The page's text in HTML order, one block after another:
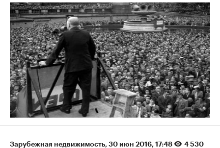
Зарубежная недвижимость⁠, 30 июн 2016, 17:48 4 530